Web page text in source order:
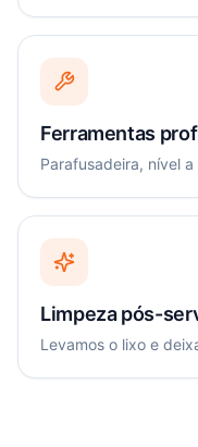
Ferramentas
Parafusadeira, nível
Limpeza pós-
Levamos o lixo e